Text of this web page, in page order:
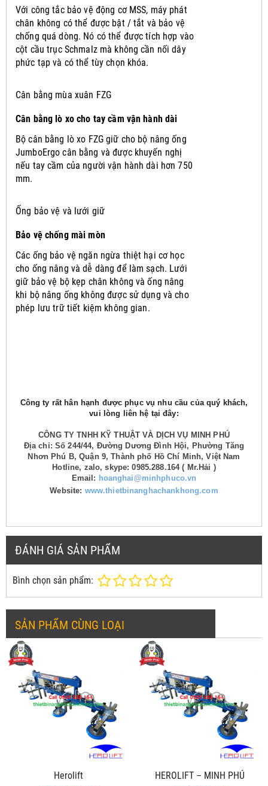
Với công tắc bảo vệ động cơ MSS, máy phát
chân không có thể được bật / tắt và bảo vệ
chống quá dòng. Nó có thể được tích hợp vào
cột cầu trục Schmalz mà không cần nối dây
phức tạp và có thể tùy chọn khóa.
Cân bằng mùa xuân FZG
Cân bằng lò xo cho tay cầm vận hành dài
Bộ cân bằng lò xo FZG giữ cho bộ nâng ống
JumboErgo cân bằng và được khuyến nghị
nếu tay cầm của người vận hành dài hơn 750
mm.
Ống bảo vệ và lưới giữ
Bảo vệ chống mài mòn
Các ống bảo vệ ngăn ngừa thiệt hại cơ học
cho ống nâng và dễ dàng để làm sạch. Lưới
giữ bảo vệ bộ kẹp chân không và ống nâng
khi bộ nâng ống không được sử dụng và cho
phép lưu trữ tiết kiệm không gian.
Công ty rất hân hạnh được phục vụ nhu cầu của quý khách,
vui lòng liên hệ tại đây:
CÔNG TY TNHH KỸ THUẬT VÀ DỊCH VỤ MINH PHÚ
Địa chỉ: Số 244/44, Đường Dương Đình Hội, Phường Tăng
Nhơn Phú B, Quận 9, Thành phố Hồ Chí Minh, Việt Nam
Hotline, zalo, skype: 0985.288.164 ( Mr.Hải )
Email: hoanghai@minhphuco.vn
Website: www.thietbinanghachankhong.com
ĐÁNH GIÁ SẢN PHẨM
Bình chọn sản phẩm:
SẢN PHẨM CÙNG LOẠI
Herolift HEROLIFT – MINH PHÚ